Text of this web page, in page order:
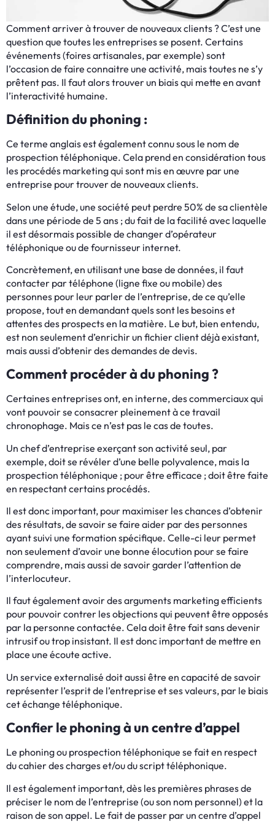
Comment arriver à trouver de nouveaux clients ? C’est une
question que toutes les entreprises se posent. Certains
événements (foires artisanales, par exemple) sont
l’occasion de faire connaitre une activité, mais toutes ne s’y
prêtent pas. Il faut alors trouver un biais qui mette en avant
l’interactivité humaine.
Définition du phoning :
Ce terme anglais est également connu sous le nom de
prospection téléphonique. Cela prend en considération tous
les procédés marketing qui sont mis en œuvre par une
entreprise pour trouver de nouveaux clients.
Selon une étude, une société peut perdre 50% de sa clientèle
dans une période de 5 ans ; du fait de la facilité avec laquelle
il est désormais possible de changer d’opérateur
téléphonique ou de fournisseur internet.
Concrètement, en utilisant une base de données, il faut
contacter par téléphone (ligne fixe ou mobile) des
personnes pour leur parler de l’entreprise, de ce qu’elle
propose, tout en demandant quels sont les besoins et
attentes des prospects en la matière. Le but, bien entendu,
est non seulement d’enrichir un fichier client déjà existant,
mais aussi d’obtenir des demandes de devis.
Comment procéder à du phoning ?
Certaines entreprises ont, en interne, des commerciaux qui
vont pouvoir se consacrer pleinement à ce travail
chronophage. Mais ce n’est pas le cas de toutes.
Un chef d’entreprise exerçant son activité seul, par
exemple, doit se révéler d’une belle polyvalence, mais la
prospection téléphonique ; pour être efficace ; doit être faite
en respectant certains procédés.
Il est donc important, pour maximiser les chances d’obtenir
des résultats, de savoir se faire aider par des personnes
ayant suivi une formation spécifique. Celle-ci leur permet
non seulement d’avoir une bonne élocution pour se faire
comprendre, mais aussi de savoir garder l’attention de
l’interlocuteur.
Il faut également avoir des arguments marketing efficients
pour pouvoir contrer les objections qui peuvent être opposés
par la personne contactée. Cela doit être fait sans devenir
intrusif ou trop insistant. Il est donc important de mettre en
place une écoute active.
Un service externalisé doit aussi être en capacité de savoir
représenter l’esprit de l’entreprise et ses valeurs, par le biais
cet échange téléphonique.
Confier le phoning à un centre d’appel
Le phoning ou prospection téléphonique se fait en respect
du cahier des charges et/ou du script téléphonique.
Il est également important, dès les premières phrases de
préciser le nom de l’entreprise (ou son nom personnel) et la
raison de son appel. Le fait de passer par un centre d’appel